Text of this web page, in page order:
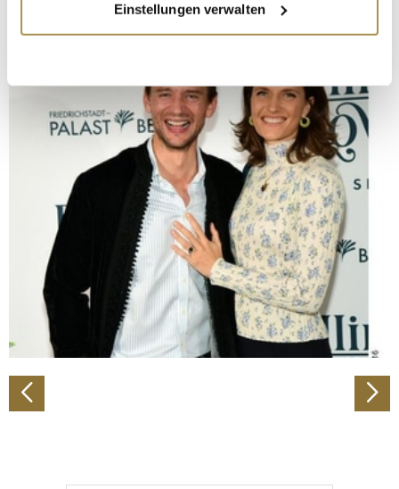
Informationen über Ihre geografische Lage
erfassen, welche bis auf einige Meter genau sein
bestimmten Merkmalen (Fingerprinting) identifizieren
Erfahren Sie mehr darüber, wie Ihre persönlichen Daten
verarbeitet werden, und legen Sie Ihre Präferenzen im
Abschnitt Einzelheitenfest.
Wir verwenden Cookies, um Inhalte und Anzeigen zu
personalisieren, Funktionen für soziale Medien anbieten
zu können und die Zugriffe auf unsere Website zu
analysieren. Außerdem geben wir Informationen zu Ihrer
Verwendung unserer Website an unsere Partner für
soziale Medien, Werbung und Analysen weiter. Unsere
Partner führen diese Informationen möglicherweise mit
haben oder die sie im Rahmen Ihrer Nutzung der Dienste
gesammelt haben.
Einstellungen verwalten